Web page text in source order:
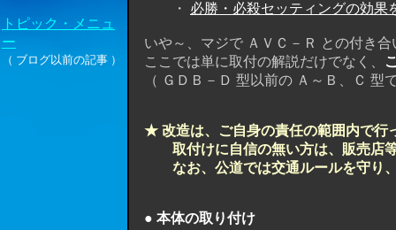
・ 必勝・必殺セッティングの効
いや～、マジで ＡＶＣ－Ｒ との付き合
ここでは単に取付の解説だけでなく、
（ ＧＤＢ－Ｄ 型以前の Ａ～Ｂ、Ｃ 型
★ 改造は、ご自身の責任の範囲内で行
取付けに自信の無い方は、販売店等
なお、公道では交通ルールを守り、
● 本体の取り付け